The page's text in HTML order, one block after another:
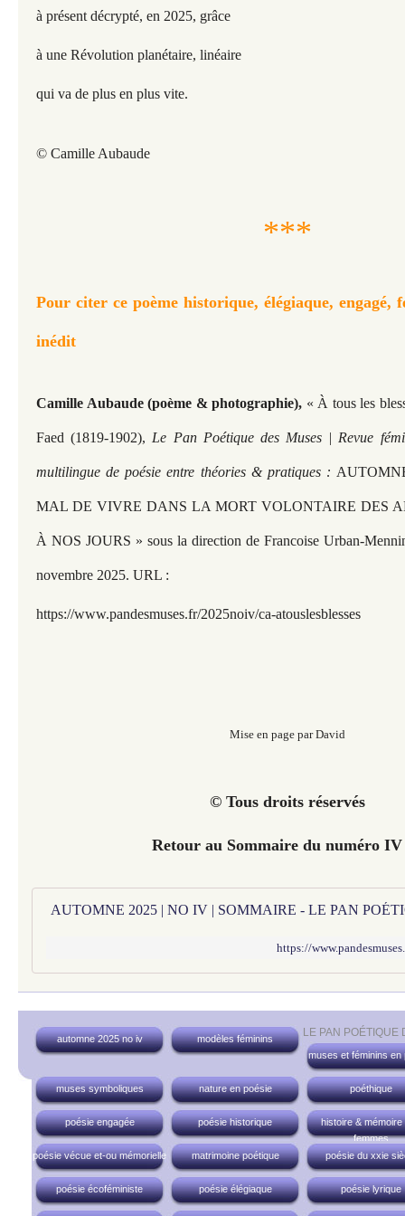
à présent décrypté, en 2025, grâce
à une Révolution planétaire, linéaire
qui va de plus en plus vite.
© Camille Aubaude
***
Pour citer ce poème historique, élégiaque,
inédit
Camille Aubaude (poème & photographie), « À tous les
Faed (1819-1902), Le Pan Poétique des Muses | Revue
multilingue de poésie entre théories & pratiques :
MAL DE VIVRE DANS LA MORT VOLONTAIRE DES
À NOS JOURS » sous la direction de Francoise Urban-
novembre 2025. URL :
https://www.pandesmuses.fr/2025noiv/ca-atouslesblesses
Mise en page par David
© Tous droits réservés
Retour au Sommaire du numéro
AUTOMNE 2025 | NO IV | SOMMAIRE - LE PAN
https://
LE PAN POÉTIQUE
automne 2025 no iv
modèles féminins
muses et féminins en
muses symboliques nature en poésie poéthique
poésie engagée poésie historique
histoire & mémoire
femmes
poésie vécue et-ou mémorielle
matrimoine poétique poésie du xxie
poésie écoféministe poésie élégiaque poésie lyrique